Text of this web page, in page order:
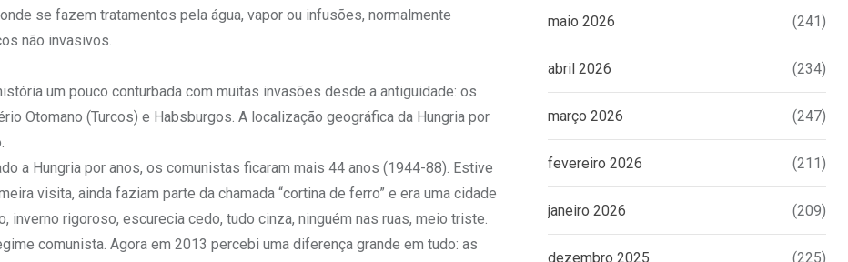
se fazem tratamentos pela água, vapor ou infusões, normalmente
não invasivos.
um pouco conturbada com muitas invasões desde a antiguidade: os
Otomano (Turcos) e Habsburgos. A localização geográfica da Hungria por
a Hungria por anos, os comunistas ficaram mais 44 anos (1944-88). Estive
visita, ainda faziam parte da chamada “cortina de ferro” e era uma cidade
rigoroso, escurecia cedo, tudo cinza, ninguém nas ruas, meio triste.
comunista. Agora em 2013 percebi uma diferença grande em tudo: as
maio 2026 (241)
abril 2026 (234)
março 2026 (247)
fevereiro 2026 (211)
janeiro 2026 (209)
dezembro 2025 (225)